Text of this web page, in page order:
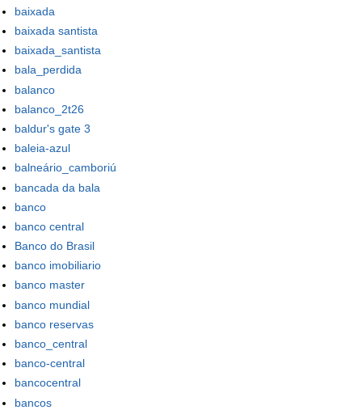
baixada
baixada santista
baixada_santista
bala_perdida
balanco
balanco_2t26
baldur's gate 3
baleia-azul
balneário_camboriú
bancada da bala
banco
banco central
Banco do Brasil
banco imobiliario
banco master
banco mundial
banco reservas
banco_central
banco-central
bancocentral
bancos